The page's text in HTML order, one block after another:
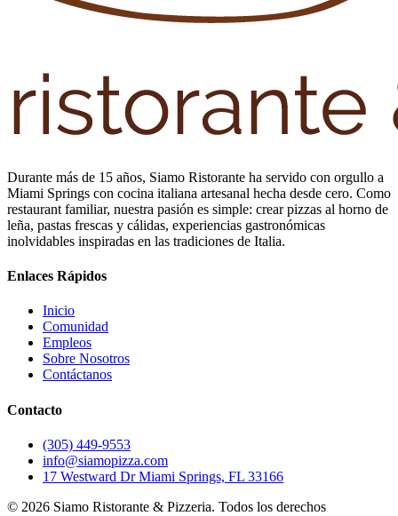
Durante más de 15 años, Siamo Ristorante ha servido con orgullo a
Miami Springs con cocina italiana artesanal hecha desde cero. Como
restaurant familiar, nuestra pasión es simple: crear pizzas al horno de
leña, pastas frescas y cálidas, experiencias gastronómicas
inolvidables inspiradas en las tradiciones de Italia.
Enlaces Rápidos
Inicio
Comunidad
Empleos
Sobre Nosotros
Contáctanos
Contacto
(305) 449-9553
info@siamopizza.com
17 Westward Dr Miami Springs, FL 33166
© 2026 Siamo Ristorante & Pizzeria. Todos los derechos